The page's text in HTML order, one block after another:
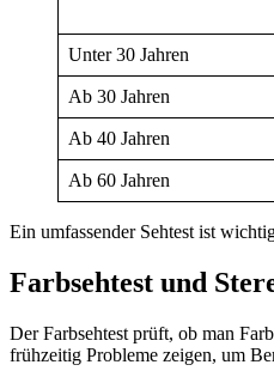
Unter 30 Jahren
Ab 30 Jahren
Ab 40 Jahren
Ab 60 Jahren
Ein umfassender Sehtest ist
Farbsehtest und
Der Farbsehtest prüft, ob man
frühzeitig Probleme zeigen, um